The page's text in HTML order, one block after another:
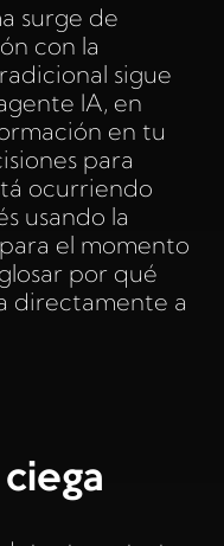
surge de
con la
sigue
IA, en
en tu
para
ocurriendo
usando la
el momento
por qué
directamente a